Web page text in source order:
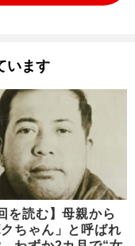
います
を読む】母親から
ちゃん」と呼ばれ